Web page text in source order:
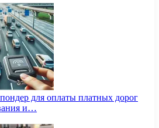
для оплаты платных дорог
и…